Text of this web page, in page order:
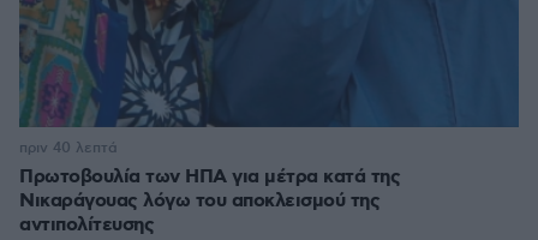
Πρωτοβουλία των ΗΠΑ για μέτρα κατά της
Νικαράγουας λόγω του αποκλεισμού της
αντιπολίτευσης
πριν 40 λεπτά